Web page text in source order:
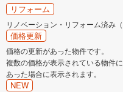
リフォーム
リノベーション・リフォーム済み
価格更新
価格の更新があった物件です。
複数の価格が表示されている物件
あった場合に表示されます。
NEW